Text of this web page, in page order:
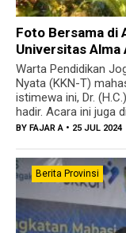
Foto Bersama di
Universitas Alma
Warta Pendidikan
Nyata (KKN-T)
istimewa ini, Dr.
hadir. Acara ini juga
BY FAJAR A • 25 JUL 2024
Berita Provinsi